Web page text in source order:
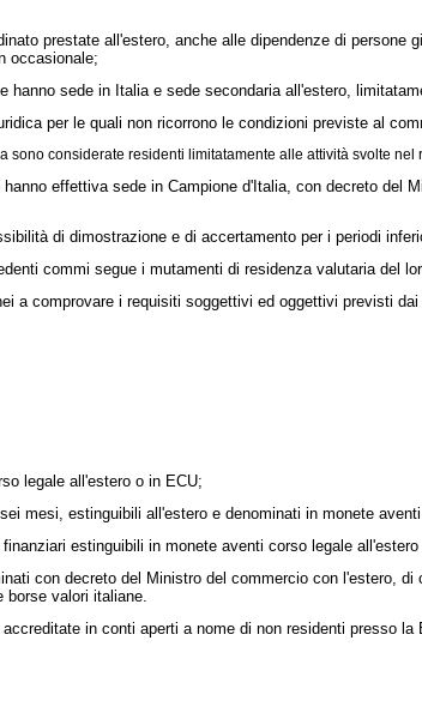
prestate all'estero, anche alle dipendenze di persone
occasionale;
sede in Italia e sede secondaria all'estero,
per le quali non ricorrono le condizioni previste al
considerate residenti limitatamente alle attività svolte nel
effettiva sede in Campione d'Italia, con decreto del
di dimostrazione e di accertamento per i periodi
commi segue i mutamenti di residenza valutaria del
comprovare i requisiti soggettivi ed oggettivi previsti
legale all'estero o in ECU;
estinguibili all'estero e denominati in monete
estinguibili in monete aventi corso legale all'estero
con decreto del Ministro del commercio con l'estero,
borse valori italiane.
in conti aperti a nome di non residenti presso la